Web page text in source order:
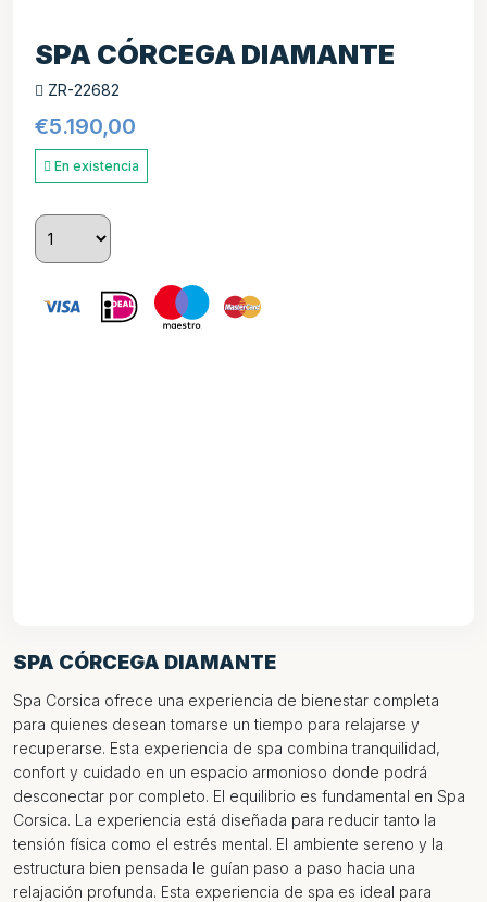
SPA CÓRCEGA DIAMANTE
Spa Corsica ofrece una experiencia de bienestar completa
para quienes desean tomarse un tiempo para relajarse y
recuperarse. Esta experiencia de spa combina tranquilidad,
confort y cuidado en un espacio armonioso donde podrá
desconectar por completo. El equilibrio es fundamental en Spa
Corsica. La experiencia está diseñada para reducir tanto la
tensión física como el estrés mental. El ambiente sereno y la
estructura bien pensada le guían paso a paso hacia una
relajación profunda. Esta experiencia de spa es ideal para
SPA CÓRCEGA DIAMANTE
ZR-22682
€5.190,00
En existencia